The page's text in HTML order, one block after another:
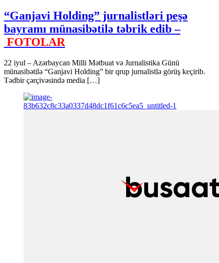
“Ganjavi Holding” jurnalistləri peşə
bayramı münasibətilə təbrik edib –
FOTOLAR
22 iyul – Azərbaycan Milli Mətbuat və Jurnalistika Günü
münasibətilə “Ganjavi Holding” bir qrup jurnalistlə görüş keçirib.
Tədbir çərçivəsində media […]